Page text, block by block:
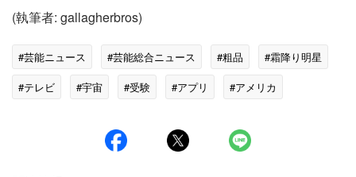
(執筆者: gallagherbros)
#芸能ニュース #芸能総合ニュース #粗品
#霜降り明星
#テレビ
#宇宙 #受験 #アプリ
#アメリカ